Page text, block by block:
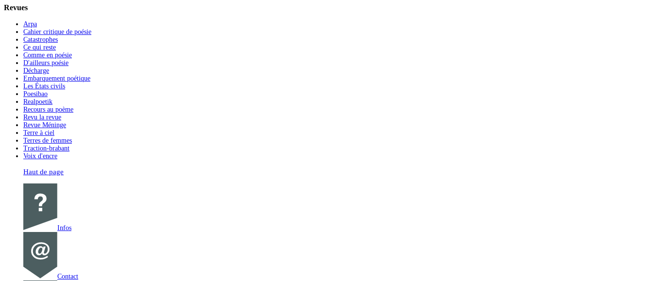
Revues
Arpa
Cahier critique de poésie
Catastrophes
Ce qui reste
Comme en poésie
D'ailleurs poésie
Décharge
Embarquement poétique
Les États civils
Poesibao
Realpoetik
Recours au poème
Revu la revue
Revue Méninge
Terre à ciel
Terres de femmes
Traction-brabant
Voix d'encre
Haut de page
Infos
Contact